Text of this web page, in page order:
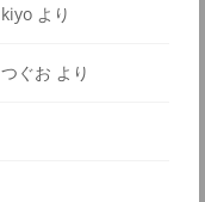
kiyo より
つぐお より